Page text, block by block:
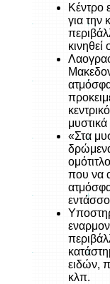
Κέντρο
για την
κινηθεί
«Στα
που να
ειδών,
κλπ.